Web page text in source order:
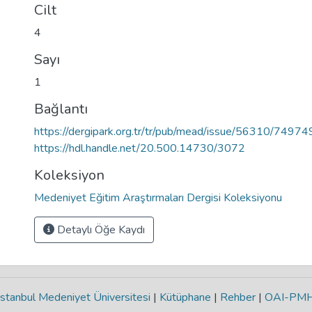
Cilt
4
Sayı
1
Bağlantı
https://dergipark.org.tr/tr/pub/mead/issue/56310/
https://hdl.handle.net/20.500.14730/3072
Koleksiyon
Medeniyet Eğitim Araştırmaları Dergisi Koleksiyonu
Detaylı Öğe Kaydı
Medeniyet Üniversitesi | Kütüphane | Rehber | OAI-